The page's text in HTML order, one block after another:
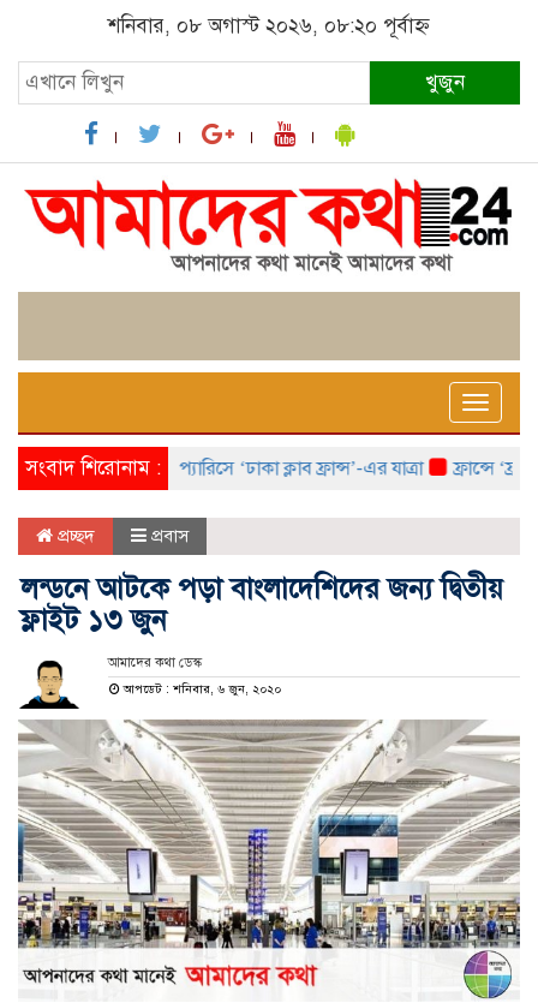
শনিবার, ০৮ অগাস্ট ২০২৬, ০৮:২০ পূর্বাহ্ন
খুজুন
Toggle
সংবাদ শিরোনাম :প্যারিসে ‘ঢাকা ক্লাব ফ্রান্স’-এর যাত্রা ফ্রান্সে ‘ফ্রাঙ্কো
প্রচ্ছদ প্রবাস
লন্ডনে আটকে পড়া বাংলাদেশিদের জন্য দ্বিতীয়
ফ্লাইট ১৩ জুন
আমাদের কথা ডেস্ক
আপডেট : শনিবার, ৬ জুন, ২০২০